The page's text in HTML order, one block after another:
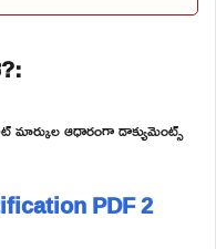
మార్కుల ఆధారంగా డాక్యుమెంట్స్
PDF 2